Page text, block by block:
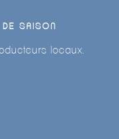
SAISON
locaux.